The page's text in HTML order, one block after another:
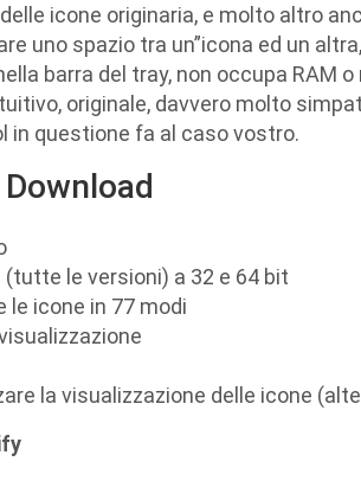
icone originaria, e molto altro
uno spazio tra un”icona ed un
barra del tray, non occupa RAM
originale, davvero molto
in questione fa al caso vostro.
le versioni) a 32 e 64 bit
le icone in 77 modi
la visualizzazione delle icone